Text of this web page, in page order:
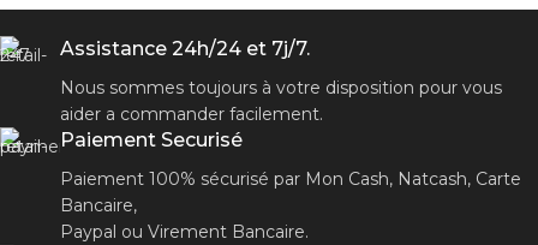
Assistance 24h/24 et 7j/7.
Nous sommes toujours à votre disposition pour vous
aider a commander facilement.
Paiement Securisé
Paiement 100% sécurisé par Mon Cash, Natcash, Carte
Bancaire,
Paypal ou Virement Bancaire.